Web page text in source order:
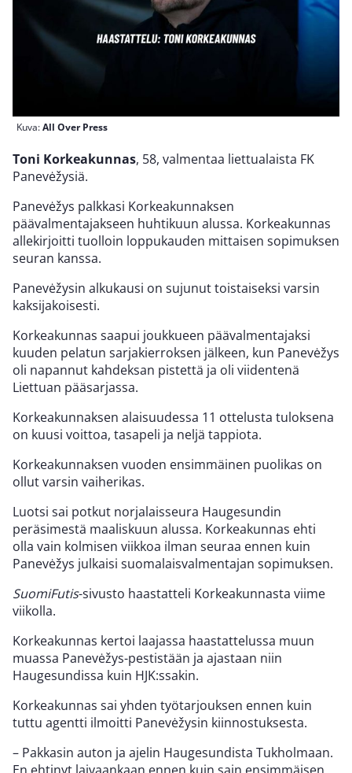
Kuva:All Over Press
Toni Korkeakunnas, 58, valmentaa liettualaista FK
Panevėžysiä.
Panevėžys palkkasi Korkeakunnaksen
päävalmentajakseen huhtikuun alussa. Korkeakunnas
allekirjoitti tuolloin loppukauden mittaisen sopimuksen
seuran kanssa.
Panevėžysin alkukausi on sujunut toistaiseksi varsin
kaksijakoisesti.
Korkeakunnas saapui joukkueen päävalmentajaksi
kuuden pelatun sarjakierroksen jälkeen, kun Panevėžys
oli napannut kahdeksan pistettä ja oli viidentenä
Liettuan pääsarjassa.
Korkeakunnaksen alaisuudessa 11 ottelusta tuloksena
on kuusi voittoa, tasapeli ja neljä tappiota.
Korkeakunnaksen vuoden ensimmäinen puolikas on
ollut varsin vaiherikas.
Luotsi sai potkut norjalaisseura Haugesundin
peräsimestä maaliskuun alussa. Korkeakunnas ehti
olla vain kolmisen viikkoa ilman seuraa ennen kuin
Panevėžys julkaisi suomalaisvalmentajan sopimuksen.
SuomiFutis-sivusto haastatteli Korkeakunnasta viime
viikolla.
Korkeakunnas kertoi laajassa haastattelussa muun
muassa Panevėžys-pestistään ja ajastaan niin
Haugesundissa kuin HJK:ssakin.
Korkeakunnas sai yhden työtarjouksen ennen kuin
tuttu agentti ilmoitti Panevėžysin kiinnostuksesta.
– Pakkasin auton ja ajelin Haugesundista Tukholmaan.